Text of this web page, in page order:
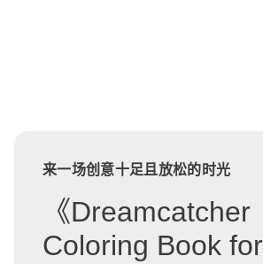
来一场创意十足且放松的时光
《Dreamcatcher
Coloring Book for